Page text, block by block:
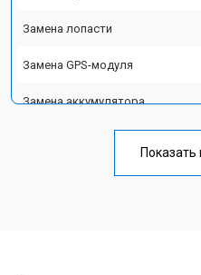
Замена лопасти
Замена GPS-модуля
Замена аккумулятора
Замена материнской платы
Показать